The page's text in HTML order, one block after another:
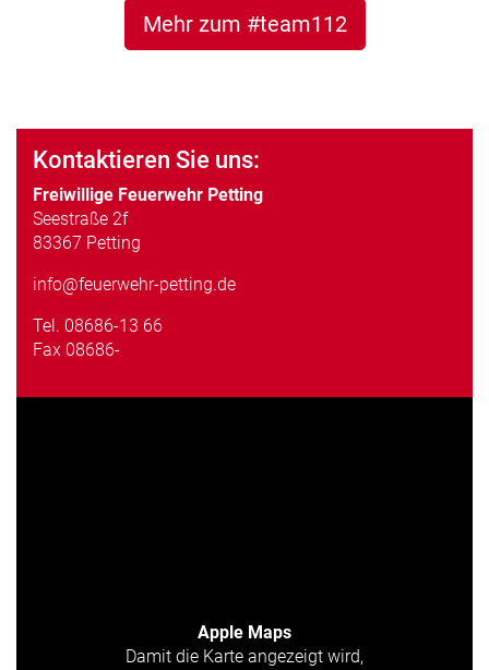
Mehr zum #team112
Kontaktieren Sie uns:
Freiwillige Feuerwehr Petting
Seestraße 2f
83367 Petting
info@feuerwehr-petting.de
Tel. 08686-13 66
Fax 08686-
Apple Maps
Damit die Karte angezeigt wird,